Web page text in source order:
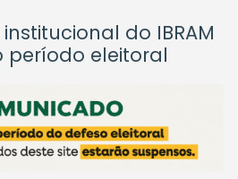
do IBRAM
período eleitoral